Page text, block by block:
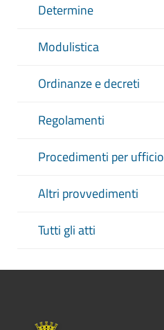
Determine
Modulistica
Ordinanze e decreti
Regolamenti
Procedimenti per ufficio
Altri provvedimenti
Tutti gli atti